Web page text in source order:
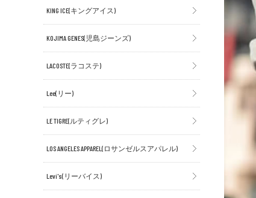
KING ICE(キングアイス)
KOJIMA GENES(児島ジーンズ)
LACOSTE(ラコステ)
Lee(リー)
LE TIGRE(ルティグレ)
LOS ANGELES APPAREL(ロサンゼルスアパレル)
Levi's(リーバイス)